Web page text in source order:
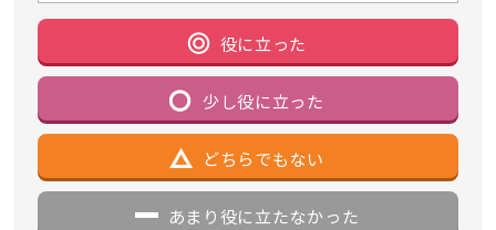
役に立った
少し役に立った
どちらでもない
あまり役に立たなかった